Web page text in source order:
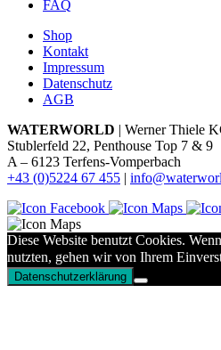
FAQ
Shop
Kontakt
Impressum
Datenschutz
AGB
WATERWORLD | Werner Thiele
Stublerfeld 22, Penthouse Top 7 & 9
A – 6123 Terfens-Vomperbach
+43 (0)5224 67 455 |
Diese Website benutzt Cookies.
nutzten, gehen wir von Ihrem
Datenschutzerklärung